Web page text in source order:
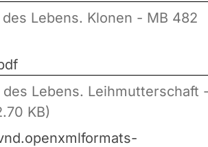
Lebens. Klonen - MB 482
des Lebens. Leihmutterschaft
KB)